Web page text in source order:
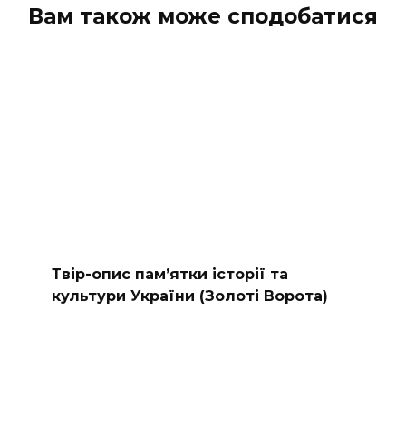
Вам також може сподобатися
Твір-опис пам’ятки історії та
культури України (Золоті Ворота)